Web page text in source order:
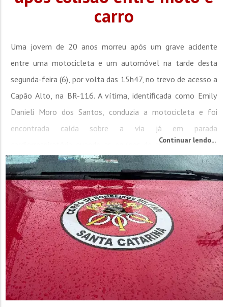
carro
Uma jovem de 20 anos morreu após um grave acidente
entre uma motocicleta e um automóvel na tarde desta
segunda-feira (6), por volta das 15h47, no trevo de acesso a
Capão Alto, na BR-116. A vítima, identificada como Emily
Danieli Moro dos Santos, conduzia a motocicleta e foi
encontrada caída sobre a via já em parada
cardiorrespiratória quando as equipes de socorro chegaram
ao local. Segundo o Corpo de Bombeiros, equipes do Samu e
da...
Continuar lendo...